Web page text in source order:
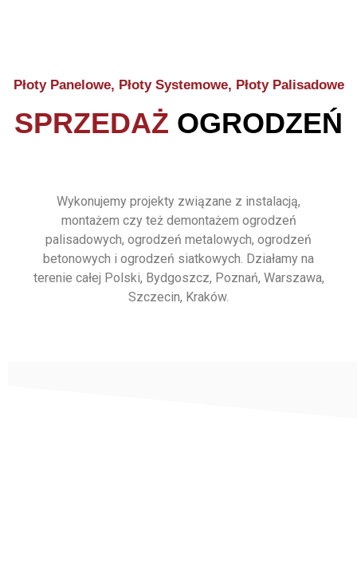
Płoty Panelowe, Płoty Systemowe, Płoty Palisadowe
SPRZEDAŻ OGRODZEŃ
Wykonujemy projekty związane z instalacją,
montażem czy też demontażem ogrodzeń
palisadowych, ogrodzeń metalowych, ogrodzeń
betonowych i ogrodzeń siatkowych. Działamy na
terenie całej Polski, Bydgoszcz, Poznań, Warszawa,
Szczecin, Kraków.